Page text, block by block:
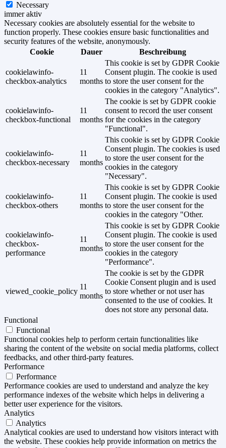
Necessary
immer aktiv
Necessary cookies are absolutely essential for the website to
function properly. These cookies ensure basic functionalities and
security features of the website, anonymously.
Cookie
Dauer Beschreibung
cookielawinfo-
checkbox-analytics
11
months
This cookie is set by GDPR Cookie
Consent plugin. The cookie is used
to store the user consent for the
cookies in the category "Analytics".
cookielawinfo-
checkbox-functional
11
months
The cookie is set by GDPR cookie
consent to record the user consent
for the cookies in the category
"Functional".
cookielawinfo-
checkbox-necessary
11
months
This cookie is set by GDPR Cookie
Consent plugin. The cookies is used
to store the user consent for the
cookies in the category
"Necessary".
cookielawinfo-
checkbox-others
11
months
This cookie is set by GDPR Cookie
Consent plugin. The cookie is used
to store the user consent for the
cookies in the category "Other.
cookielawinfo-
checkbox-
performance
11
months
This cookie is set by GDPR Cookie
Consent plugin. The cookie is used
to store the user consent for the
cookies in the category
"Performance".
viewed_cookie_policy
11
months
The cookie is set by the GDPR
Cookie Consent plugin and is used
to store whether or not user has
consented to the use of cookies. It
does not store any personal data.
Functional
Functional
Functional cookies help to perform certain functionalities like
sharing the content of the website on social media platforms, collect
feedbacks, and other third-party features.
Performance
Performance
Performance cookies are used to understand and analyze the key
performance indexes of the website which helps in delivering a
better user experience for the visitors.
Analytics
Analytics
Analytical cookies are used to understand how visitors interact with
the website. These cookies help provide information on metrics the